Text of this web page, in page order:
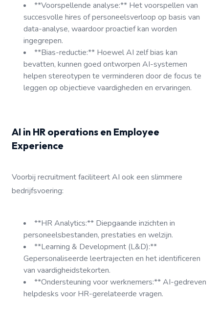
**Voorspellende analyse:** Het voorspellen van
succesvolle hires of personeelsverloop op basis van
data-analyse, waardoor proactief kan worden
ingegrepen.
**Bias-reductie:** Hoewel AI zelf bias kan
bevatten, kunnen goed ontworpen AI-systemen
helpen stereotypen te verminderen door de focus te
leggen op objectieve vaardigheden en ervaringen.
AI in HR operations en Employee
Experience
Voorbij recruitment faciliteert AI ook een slimmere
bedrijfsvoering:
**HR Analytics:** Diepgaande inzichten in
personeelsbestanden, prestaties en welzijn.
**Learning & Development (L&D):**
Gepersonaliseerde leertrajecten en het identificeren
van vaardigheidstekorten.
**Ondersteuning voor werknemers:** AI-gedreven
helpdesks voor HR-gerelateerde vragen.